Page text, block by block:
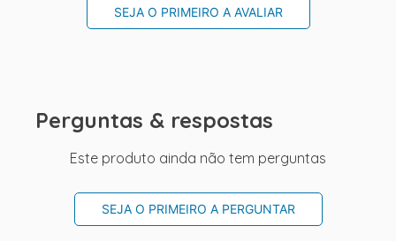
SEJA O PRIMEIRO A AVALIAR
Perguntas & respostas
Este produto ainda não tem perguntas
SEJA O PRIMEIRO A PERGUNTAR